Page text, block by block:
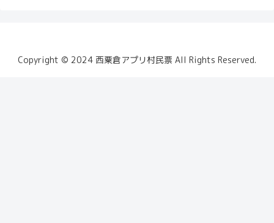
Copyright ©️ 2024 西粟倉アプリ村民票 All Rights Reserved.